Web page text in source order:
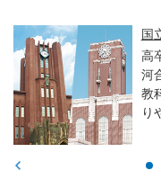
解説講義
ーとプロ講師が、各
格者の傾向などをわか
。